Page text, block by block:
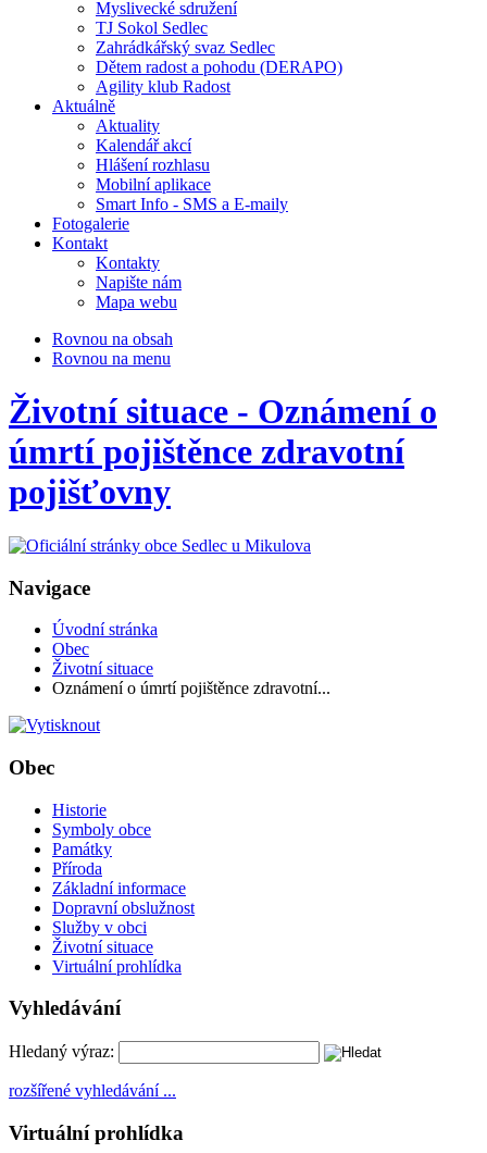
Myslivecké sdružení
TJ Sokol Sedlec
Zahrádkářský svaz Sedlec
Dětem radost a pohodu (DERAPO)
Agility klub Radost
Aktuálně
Aktuality
Kalendář akcí
Hlášení rozhlasu
Mobilní aplikace
Smart Info - SMS a E-maily
Fotogalerie
Kontakt
Kontakty
Napište nám
Mapa webu
Rovnou na obsah
Rovnou na menu
Životní situace - Oznámení o
úmrtí pojištěnce zdravotní
pojišťovny
Navigace
Úvodní stránka
Obec
Životní situace
Oznámení o úmrtí pojištěnce zdravotní...
Obec
Historie
Symboly obce
Památky
Příroda
Základní informace
Dopravní obslužnost
Služby v obci
Životní situace
Virtuální prohlídka
Vyhledávání
Hledaný výraz:
rozšířené vyhledávání ...
Virtuální prohlídka